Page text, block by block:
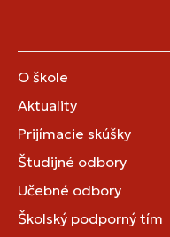
O škole
Aktuality
Prijímacie skúšky
Študijné odbory
Učebné odbory
Školský podporný tím